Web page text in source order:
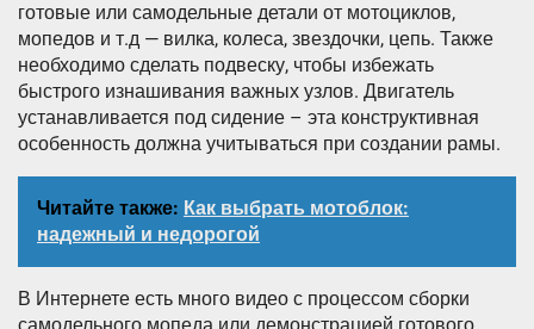
готовые или самодельные детали от мотоциклов,
мопедов и т.д — вилка, колеса, звездочки, цепь. Также
необходимо сделать подвеску, чтобы избежать
быстрого изнашивания важных узлов. Двигатель
устанавливается под сидение – эта конструктивная
особенность должна учитываться при создании рамы.
Читайте также: Как выбрать мотоблок:
надежный и недорогой
В Интернете есть много видео с процессом сборки